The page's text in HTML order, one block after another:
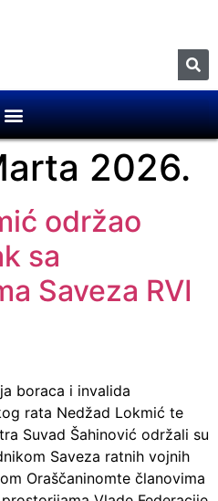
2026.
održao
sa
Saveza RVI
boraca i invalida
rata Nedžad Lokmić te
Suvad Šahinović održali su
Saveza ratnih vojnih
Oraščaninomte članovima